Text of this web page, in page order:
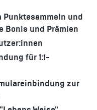
Punktesammeln und
Bonis und Prämien
für 1:1-
zur